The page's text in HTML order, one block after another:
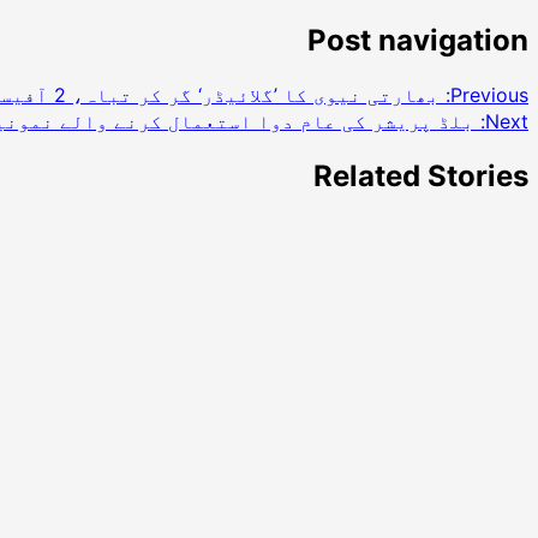
Post navigation
Previous:
بھارتی نیوی کا ’گلائیڈر‘ گر کر تباہ، 2 آفیسرز ہلاک
Next:
بلڈ پریشر کی عام دوا استعمال کرنے والے
Related Stories